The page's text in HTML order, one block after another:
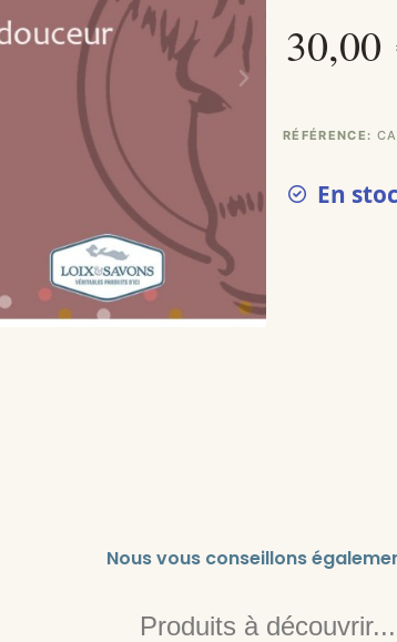
30,00
RÉFÉRENCE
En
Nous vous conseillons
Produits à découvrir...